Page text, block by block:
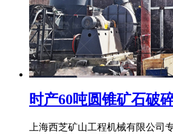
时产60吨圆锥矿石破
上海西芝矿山工程机械有限公司